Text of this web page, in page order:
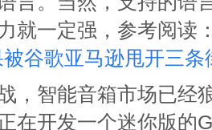
就一定强，参考阅读
谷歌亚马逊甩开三条
，智能音箱市场已经
在开发一个迷你版的